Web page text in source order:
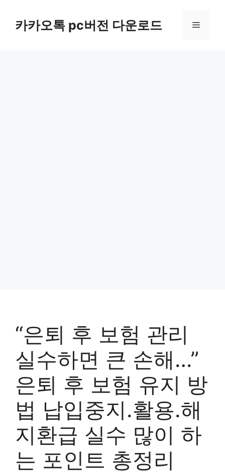
카카오톡 pc버전 다운로드 메
“은퇴 후 보험 관리
실수하면 큰 손해…”
은퇴 후 보험 유지 방
법 납입중지.활용.해
지환급 실수 많이 하
는 포인트 총정리